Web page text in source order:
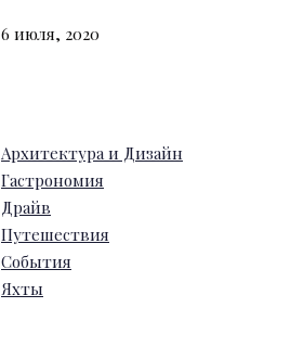
6 июля, 2020
Архитектура и Дизайн
Гастрономия
Драйв
Путешествия
События
Яхты